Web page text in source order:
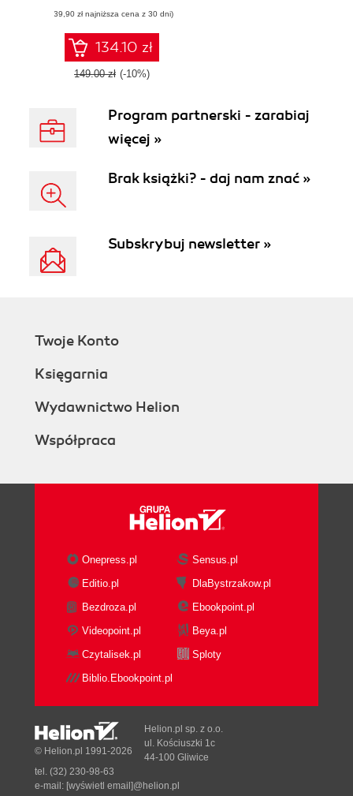
marketing
strategies
(39,90 zł najniższa cena z 30 dni)
134.10 zł
149.00 zł (-10%)
Program partnerski - zarabiaj
więcej »
Brak książki? - daj nam znać »
Subskrybuj newsletter »
Twoje Konto
Księgarnia
Wydawnictwo Helion
Współpraca
Onepress.pl
Sensus.pl
Editio.pl
DlaBystrzakow.pl
Bezdroza.pl
Ebookpoint.pl
Videopoint.pl
Beya.pl
Czytalisek.pl
Sploty
Biblio.Ebookpoint.pl
© Helion.pl 1991-2026
Helion.pl sp. z o.o.
ul. Kościuszki 1c
44-100 Gliwice
tel. (32) 230-98-63
e-mail: [wyświetl email]@helion.pl